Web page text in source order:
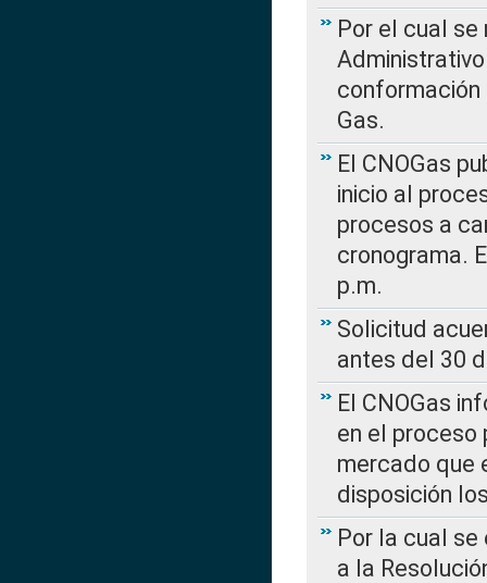
Por el cual
conformación
Gas.
El CNOGas
inicio al
procesos a
cronograma.
p.m.
Solicitud
antes del 30
El CNOGas
en el
mercado que
disposición
Por la cual se
a la